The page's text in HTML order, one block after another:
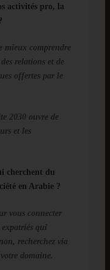
activités pro, la
mieux comprendre
relations et de
offertes par le
2030 ouvre de
et les
cherchent du
en Arabie ?
vous connecter
expatriés qui
recherchez via
domaine.